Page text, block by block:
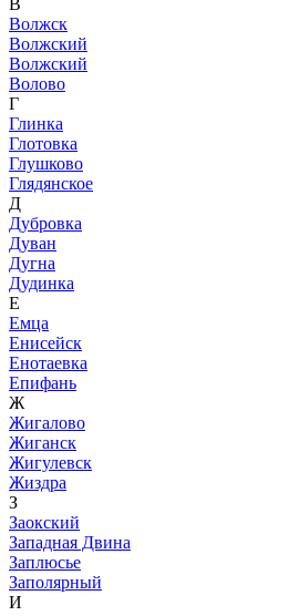
Волжск
Волжский
Волжский
Волово
Г
Глинка
Глотовка
Глушково
Глядянское
Д
Дубровка
Дуван
Дугна
Дудинка
Е
Емца
Енисейск
Енотаевка
Епифань
Ж
Жигалово
Жиганск
Жигулевск
Жиздра
З
Заокский
Западная Двина
Заплюсье
Заполярный
И